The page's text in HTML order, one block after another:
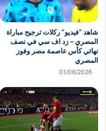
شاهد “فيديو” ركلات ترجيح مباراة
المصري – زد اف سي في نصف
نهائي كأس عاصمة مصر وفوز
المصري
01/06/2026